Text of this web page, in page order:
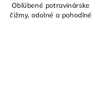
Obľúbené potravinárske
čižmy, odolné a pohodlné